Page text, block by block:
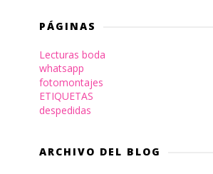
PÁGINAS
Lecturas boda
whatsapp
fotomontajes
ETIQUETAS
despedidas
ARCHIVO DEL BLOG